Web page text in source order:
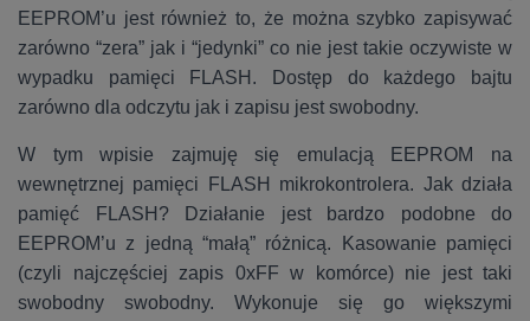
EEPROM’u jest również to, że można szybko zapisywać
zarówno “zera” jak i “jedynki” co nie jest takie oczywiste w
wypadku pamięci FLASH. Dostęp do każdego bajtu
zarówno dla odczytu jak i zapisu jest swobodny.
W tym wpisie zajmuję się emulacją EEPROM na
wewnętrznej pamięci FLASH mikrokontrolera. Jak działa
pamięć FLASH? Działanie jest bardzo podobne do
EEPROM’u z jedną “małą” różnicą. Kasowanie pamięci
(czyli najczęściej zapis 0xFF w komórce) nie jest taki
swobodny swobodny. Wykonuje się go większymi